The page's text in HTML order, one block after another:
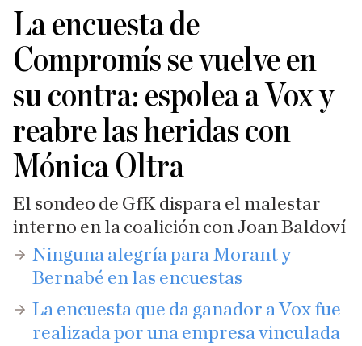
La encuesta de
Compromís se vuelve en
su contra: espolea a Vox y
reabre las heridas con
Mónica Oltra
El sondeo de GfK dispara el malestar
interno en la coalición con Joan Baldoví
Ninguna alegría para Morant y
Bernabé en las encuestas
​La encuesta que da ganador a Vox fue
realizada por una empresa vinculada